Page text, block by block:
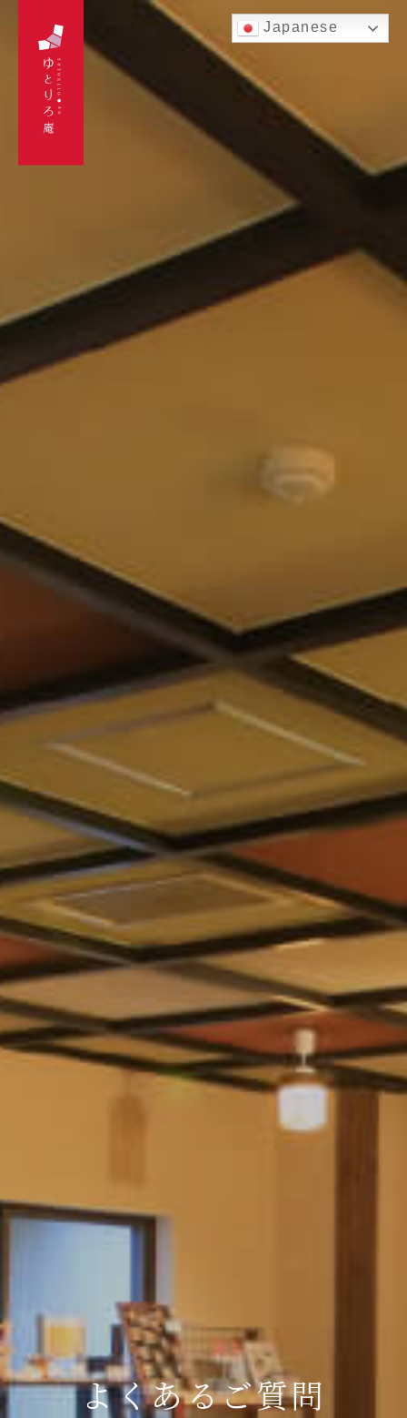
Japanese
よくあるご質問